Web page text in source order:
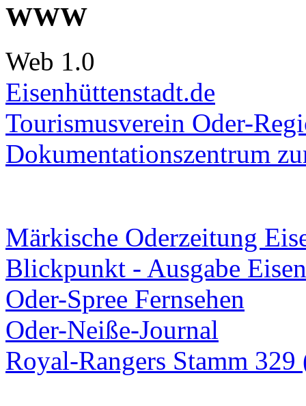
WWW
Web 1.0
Eisenhüttenstadt.de
Tourismusverein Oder-
Dokumentationszentrum
Märkische Oderzeitung
Blickpunkt - Ausgabe
Oder-Spree Fernsehen
Oder-Neiße-Journal
Royal-Rangers Stamm